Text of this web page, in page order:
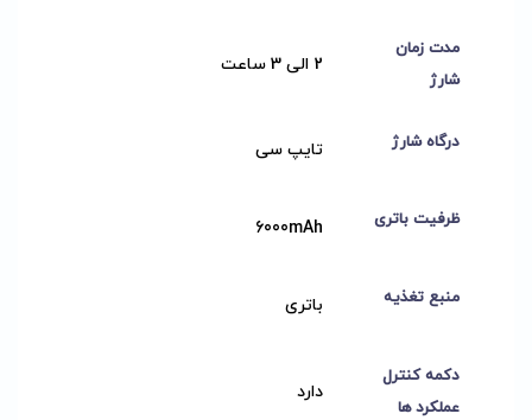
مدت زمان
شارژ
2 الی 3 ساعت
درگاه شارژ تایپ سی
ظرفیت باتری 6000mAh
منبع تغذیه باتری
دکمه کنترل
عملکرد ها
دارد